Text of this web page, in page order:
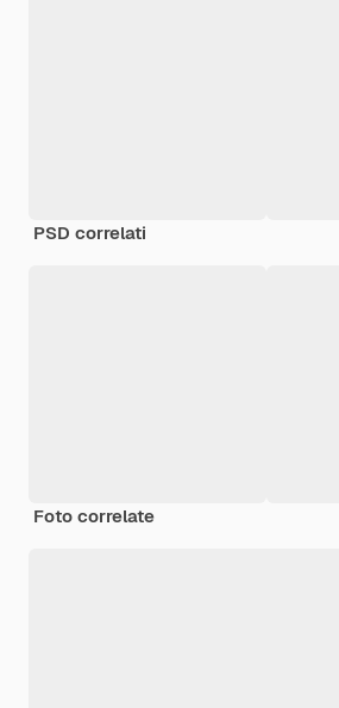
PSD correlati
Foto correlate